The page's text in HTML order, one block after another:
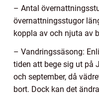
– Antal
övernattningsstugor
koppla av och njuta av
– Vandringssäsong:
tiden att bege sig ut på
och september, då
bort. Dock kan det